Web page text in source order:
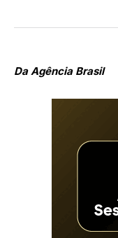
Da Agência Brasil